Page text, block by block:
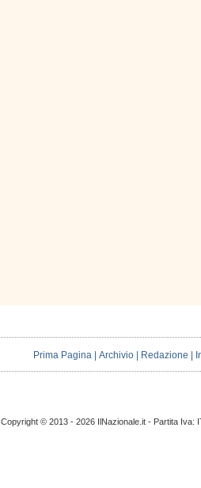
Prima Pagina |Archivio Redazione
Copyright © 2013 - 2026 IlNazionale.it - Partita Iva: